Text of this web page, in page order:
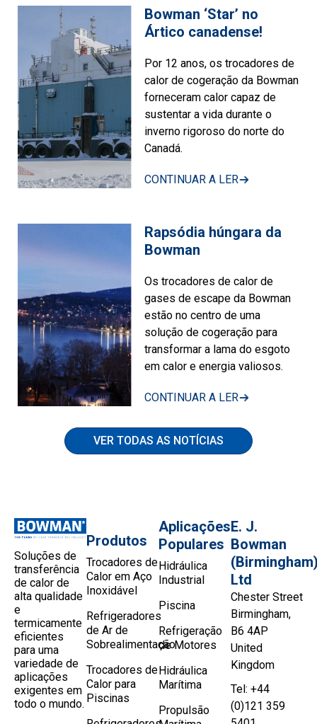
Bowman ‘Star’ no
Ártico canadense!
Por 12 anos, os trocadores de
calor de cogeração da Bowman
forneceram calor capaz de
sustentar a vida durante o
inverno rigoroso do norte do
Canadá.
CONTINUAR A LER
Rapsódia húngara da
Bowman
Os trocadores de calor de
gases de escape da Bowman
estão no centro de uma
solução de cogeração para
transformar a lama do esgoto
em calor e energia valiosos.
CONTINUAR A LER
VER TODAS AS NOTÍCIAS
Soluções de
transferência
de calor de
alta qualidade
e
termicamente
eficientes
para uma
variedade de
aplicações
exigentes em
todo o mundo.
Produtos
Trocadores de
Calor em Aço
Inoxidável
Refrigeradores
de Ar de
Sobrealimentação
Trocadores de
Calor para
Piscinas
Aplicações
Populares
Hidráulica
Industrial
Piscina
Refrigeração
de Motores
Hidráulica
Marítima
Propulsão
E. J.
Bowman
Ltd
Chester Street
Birmingham,
B6 4AP
United
Kingdom
Tel: +44
(0)121 359